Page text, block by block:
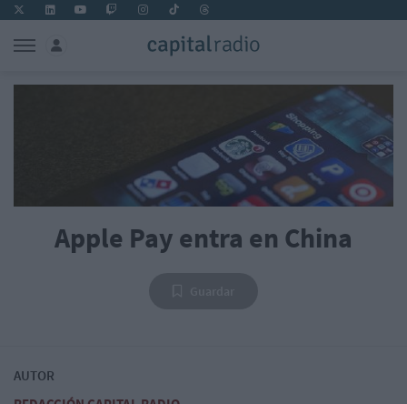
Apple Pay entra en China
AUTOR